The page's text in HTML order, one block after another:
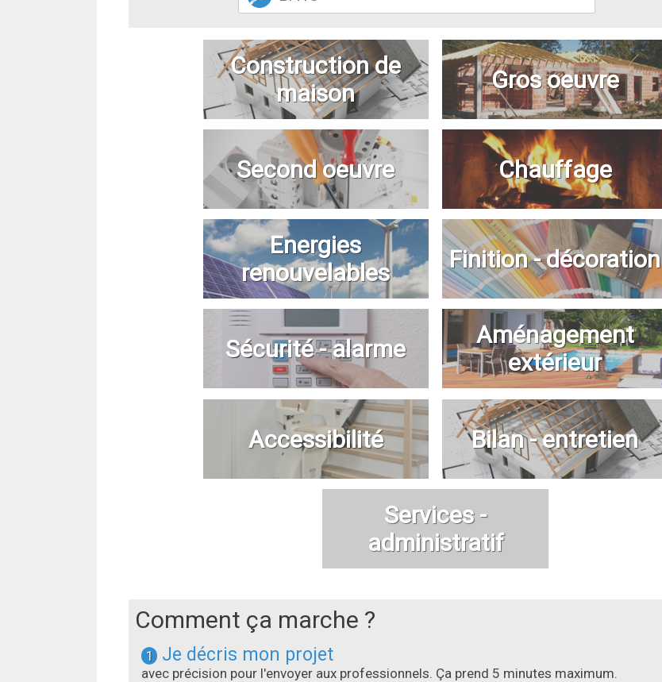
Construction de
maison
Gros oeuvre
Second oeuvre Chauffage
Energies
renouvelables
Finition - décoration
Sécurité - alarme
Aménagement
extérieur
Accessibilité Bilan - entretien
Services -
administratif
Comment ça marche ?
1 Je décris mon projet
avec précision pour l'envoyer aux professionnels. Ça prend 5 minutes maximum.